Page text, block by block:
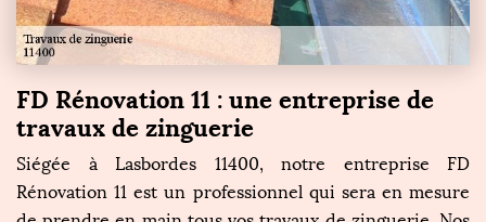
FD Rénovation 11 : une entreprise de
travaux de zinguerie
Siégée à Lasbordes 11400, notre entreprise FD
Rénovation 11 est un professionnel qui sera en mesure